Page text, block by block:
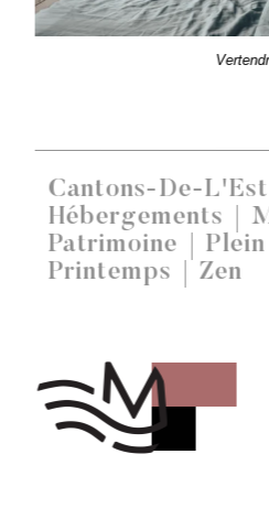
Cantons-De-L'Est
Hébergements
Patrimoine
Printemps Zen